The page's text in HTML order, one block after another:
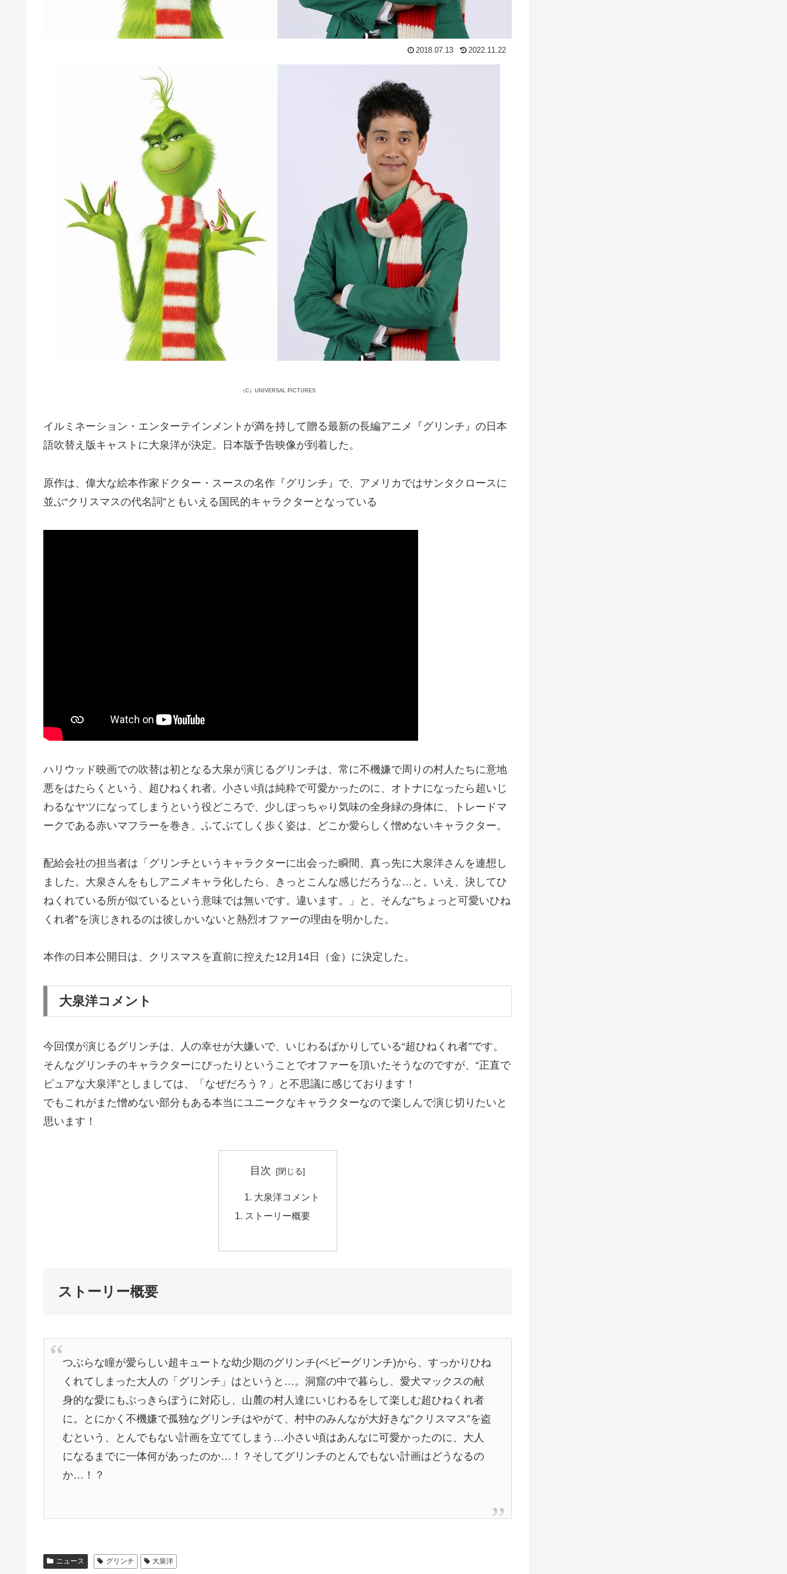
2018.07.13 2022.11.22
（C）UNIVERSAL PICTURES
イルミネーション・エンターテインメントが満を持して贈る最新の長編アニメ『グリンチ』の日本
語吹替え版キャストに大泉洋が決定。日本版予告映像が到着した。
原作は、偉大な絵本作家ドクター・スースの名作『グリンチ』で、アメリカではサンタクロースに
並ぶ“クリスマスの代名詞”ともいえる国民的キャラクターとなっている
ハリウッド映画での吹替は初となる大泉が演じるグリンチは、常に不機嫌で周りの村人たちに意地
悪をはたらくという、超ひねくれ者。小さい頃は純粋で可愛かったのに、オトナになったら超いじ
わるなヤツになってしまうという役どころで、少しぽっちゃり気味の全身緑の身体に、トレードマ
ークである赤いマフラーを巻き、ふてぶてしく歩く姿は、どこか愛らしく憎めないキャラクター。
配給会社の担当者は「グリンチというキャラクターに出会った瞬間、真っ先に大泉洋さんを連想し
ました。大泉さんをもしアニメキャラ化したら、きっとこんな感じだろうな…と。いえ、決してひ
ねくれている所が似ているという意味では無いです。違います。」と、そんな“ちょっと可愛いひね
くれ者”を演じきれるのは彼しかいないと熱烈オファーの理由を明かした。
本作の日本公開日は、クリスマスを直前に控えた12月14日（金）に決定した。
大泉洋コメント
今回僕が演じるグリンチは、人の幸せが大嫌いで、いじわるばかりしている“超ひねくれ者”です。
そんなグリンチのキャラクターにぴったりということでオファーを頂いたそうなのですが、“正直で
ピュアな大泉洋”としましては、「なぜだろう？」と不思議に感じております！
でもこれがまた憎めない部分もある本当にユニークなキャラクターなので楽しんで演じ切りたいと
思います！
目次
大泉洋コメント
ストーリー概要
ストーリー概要
つぶらな瞳が愛らしい超キュートな幼少期のグリンチ(ベビーグリンチ)から、すっかりひね
くれてしまった大人の「グリンチ」はというと…。洞窟の中で暮らし、愛犬マックスの献
身的な愛にもぶっきらぼうに対応し、山麓の村人達にいじわるをして楽しむ超ひねくれ者
に。とにかく不機嫌で孤独なグリンチはやがて、村中のみんなが大好きな”クリスマス”を盗
むという、とんでもない計画を立ててしまう…小さい頃はあんなに可愛かったのに、大人
になるまでに一体何があったのか…！？そしてグリンチのとんでもない計画はどうなるの
か…！？
ニュース グリンチ 大泉洋